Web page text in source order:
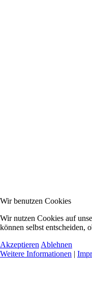
Wir benutzen Cookies
Wir nutzen Cookies auf
können selbst entscheiden,
Akzeptieren Ablehnen
Weitere Informationen |